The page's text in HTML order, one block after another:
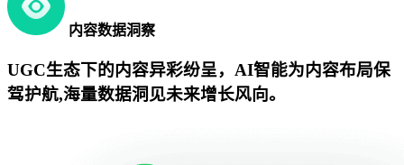
内容数据洞察
UGC生态下的内容异彩纷呈，AI智能为内容布局保
驾护航,海量数据洞见未来增长风向。